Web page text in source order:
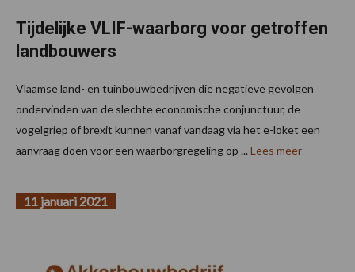
Tijdelijke VLIF-waarborg voor getroffen
landbouwers
Vlaamse land- en tuinbouwbedrijven die negatieve gevolgen
ondervinden van de slechte economische conjunctuur, de
vogelgriep of brexit kunnen vanaf vandaag via het e-loket een
aanvraag doen voor een waarborgregeling op ... Lees meer
11 januari 2021